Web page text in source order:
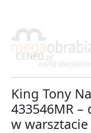
King Tony
433546MR
w warsztacie